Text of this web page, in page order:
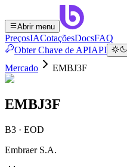
Abrir menu
PreçosIACotaçõesDocsFAQ
Obter Chave de APIAPI
Mercado EMBJ3F
EMBJ3F
B3 · EOD
Embraer S.A.